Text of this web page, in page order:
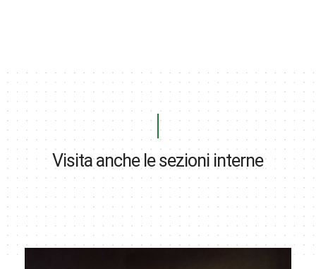
Visita anche le sezioni interne